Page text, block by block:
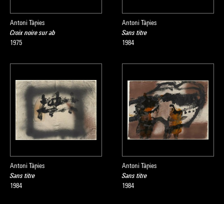
Antoni Tàpies
Croix noire sur ab
1975
Antoni Tàpies
Sans titre
1984
Antoni Tàpies
Sans titre
1984
Antoni Tàpies
Sans titre
1984